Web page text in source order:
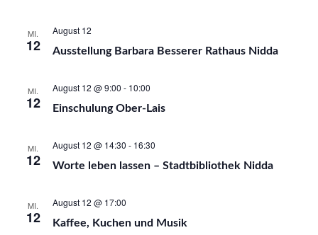
MI.
12 Ausstellung Barbara Besserer Rathaus Nidda
August 12
MI.
12 Einschulung Ober-Lais
August 12 @ 9:00 - 10:00
MI.
12 Worte leben lassen – Stadtbibliothek Nidda
August 12 @ 14:30 - 16:30
MI.
12 Kaffee, Kuchen und Musik
August 12 @ 17:00